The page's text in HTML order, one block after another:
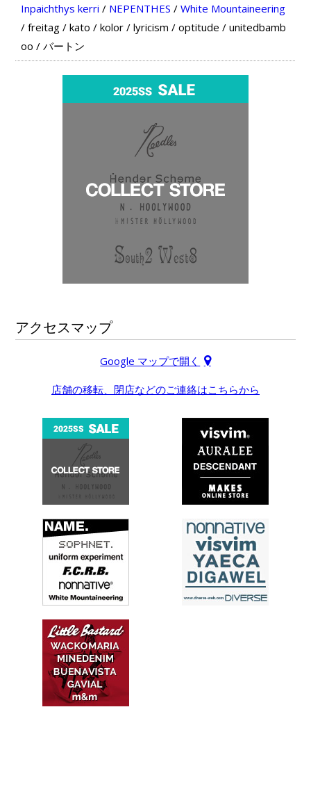
Inpaichthys kerri / NEPENTHES / White Mountaineering
/ freitag/ kato / kolor/ lyricism / optitude / unitedbamb
oo / バートン
アクセスマップ
Google マップで開く
店舗の移転、閉店などのご連絡はこちらから